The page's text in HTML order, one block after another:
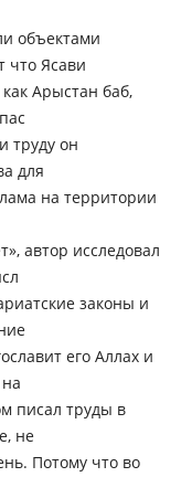
объектами
что Ясави
Арыстан баб,
труду он
для
на территории
автор исследовал
законы и
его Аллах и
писал труды в
не
Потому что во